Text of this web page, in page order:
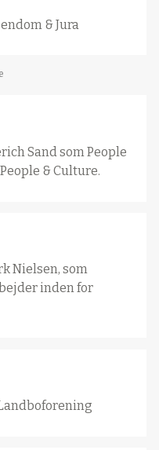
& Jura
Sand som People
& Culture.
Nielsen, som
inden for